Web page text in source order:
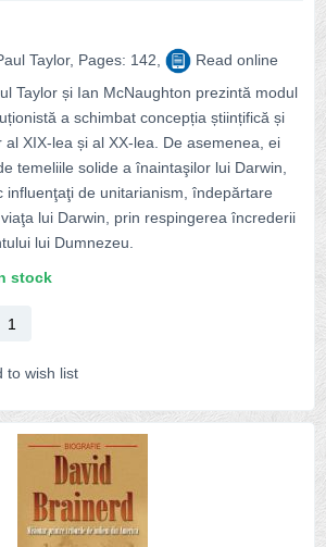
Taylor, Pages: 142,
Read online
Taylor și Ian McNaughton prezintă modul
a schimbat concepția științifică și
al XIX-lea și al XX-lea. De asemenea, ei
temeliile solide a înaintaşilor lui Darwin,
influenţaţi de unitarianism, îndepărtare
lui Darwin, prin respingerea încrederii
lui Dumnezeu.
stock
to wish list